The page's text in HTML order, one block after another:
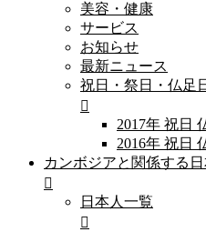
美容・健康
サービス
お知らせ
最新ニュース
祝日・祭日・仏足
2017年 祝日
2016年 祝日
カンボジアと関係する日
日本人一覧